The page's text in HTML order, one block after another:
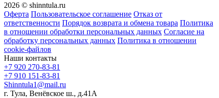
2026 © shinntula.ru
Оферта Пользовательское соглашение Отказ от
ответственности Порядок возврата и обмена товара Политика
в отношении обработки персональных данных Согласие на
обработку персональных данных Политика в отношении
cookie-файлов
Наши контакты
+7 920 270-83-81
+7 910 151-83-81
Shinntula1@mail.ru
г. Тула, Венёвское ш., д.41А